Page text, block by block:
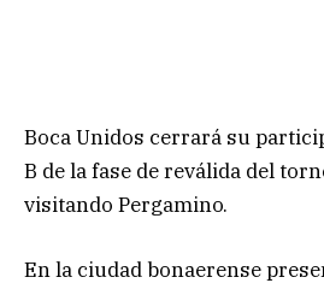
Boca Unidos cerrará su
B de la fase de reválida del
visitando Pergamino.
En la ciudad bonaerense